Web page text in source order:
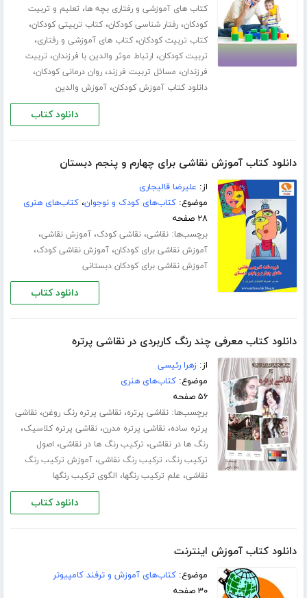
کتاب های آموزشی و رفتاری بچه ها، تعلیم و تربیت
کودکان،رفتار شناسی کودکان،کتاب تربیتی کودکان،
کتاب تربیت کودکان،کتاب های آموزشی و رفتاری،
تربیت کودکان، ارتباط موثر والدین با فرزندان، تربیت
فرزندان، مسائل تربیت فرزند،روان درمانی کودکان،
دانلود کتاب آموزش کودکان،آموزش والدین
دانلود کتاب
دانلود کتاب آموزش نقاشی برای چهارم و پنجم دبستان
از: علیرضا قالیجاری
موضوع:کتاب‌های کودک و نوجوان،کتاب‌های هنری
۲۸ صفحه
برچسب‌ها:نقاشی،نقاشی کودک،آموزش نقاشی،
آموزش نقاشی برای کودکان،آموزش نقاشی کودک،
آموزش نقاشی برای کودکان دبستانی
دانلود کتاب
دانلود کتاب معرفی چند رنگ کاربردی در نقاشی پرتره
از:زهرا رئیسی
موضوع:کتاب‌های هنری
۵۶ صفحه
برچسب‌ها:نقاشی پرتره،نقاشی پرتره رنگ روغن،نقاشی
پرتره ساده،نقاشی پرتره مدرن،نقاشی پرتره کلاسیک،
رنگ ها در نقاشی، ترکیب رنگ ها در نقاشی، اصول
ترکیب رنگ، ترکیب رنگ نقاشی،آموزش ترکیب رنگ
نقاشی، علم ترکیب رنگها، الگوی ترکیب رنگها
دانلود کتاب
دانلود کتاب آموزش اینترنت
موضوع:کتاب‌های آموزش و ترفند کامپیوتر
۳۰ صفحه